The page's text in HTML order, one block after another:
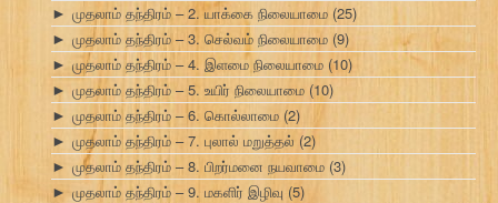
► முதலாம் தந்திரம் – 2. யாக்கை நிலையாமை (25)
► முதலாம் தந்திரம் – 3. செல்வம் நிலையாமை (9)
► முதலாம் தந்திரம் – 4. இளமை நிலையாமை (10)
► முதலாம் தந்திரம் – 5. உயிர் நிலையாமை (10)
► முதலாம் தந்திரம் – 6. கொல்லாமை (2)
► முதலாம் தந்திரம் – 7. புலால் மறுத்தல் (2)
► முதலாம் தந்திரம் – 8. பிறர்மனை நயவாமை (3)
► முதலாம் தந்திரம் – 9. மகளிர் இழிவு (5)